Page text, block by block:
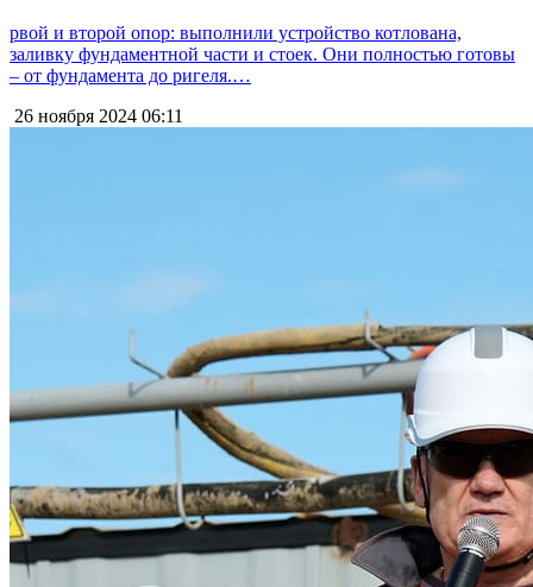
рвой и второй опор: выполнили устройство котлована,
заливку фундаментной части и стоек. Они полностью готовы
– от фундамента до ригеля.…
26 ноября 2024 06:11